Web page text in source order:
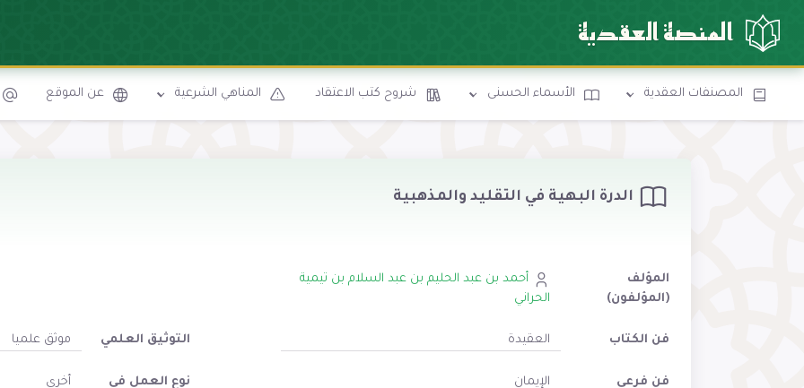
المنصة العقدية
المصنفات العقدية الأسماء الحسنى شروح كتب الاعتقاد المناهي الشرعية عن الموقع
الدرة البهية في التقليد والمذهبية
المؤلف
(المؤلفون)
أحمد بن عبد الحليم بن عبد السلام بن تيمية
الحراني
فن الكتاب العقيدة
فن فرعي الإيمان
التوثيق العلمي موثق علميا
نوع العمل في
أخرى